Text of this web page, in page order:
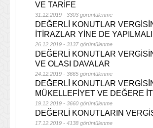
VE TARİFE
31.12.2019 - 3303 görüntülenme
DEĞERLİ KONUTLAR
İTİRAZLAR YİNE DE YAPILMALI
26.12.2019 - 3137 görüntülenme
DEĞERLİ KONUTLAR
VE OLASI DAVALAR
24.12.2019 - 3665 görüntülenme
DEĞERLİ KONUTLAR
MÜKELLEFİYET VE DEĞERE
19.12.2019 - 3660 görüntülenme
DEĞERLİ KONUTLARIN
17.12.2019 - 4138 görüntülenme